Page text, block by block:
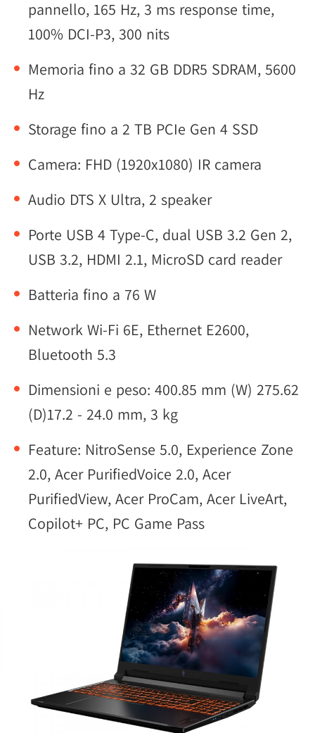
pannello, 165 Hz, 3 ms response time,
100% DCI-P3, 300 nits
Memoria fino a 32 GB DDR5 SDRAM, 5600
Hz
Storage fino a 2 TB PCIe Gen 4 SSD
Camera: FHD (1920x1080) IR camera
Audio DTS X Ultra, 2 speaker
Porte USB 4 Type-C, dual USB 3.2 Gen 2,
USB 3.2, HDMI 2.1, MicroSD card reader
Batteria fino a 76 W
Network Wi-Fi 6E, Ethernet E2600,
Bluetooth 5.3
Dimensioni e peso: 400.85 mm (W) 275.62
(D)17.2 - 24.0 mm, 3 kg
Feature: NitroSense 5.0, Experience Zone
2.0, Acer PurifiedVoice 2.0, Acer
PurifiedView, Acer ProCam, Acer LiveArt,
Copilot+ PC, PC Game Pass